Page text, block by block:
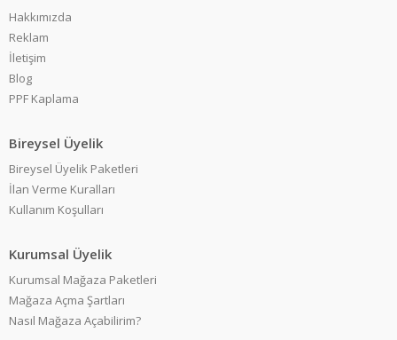
Hakkımızda
Reklam
İletişim
Blog
PPF Kaplama
Bireysel Üyelik
Bireysel Üyelik Paketleri
İlan Verme Kuralları
Kullanım Koşulları
Kurumsal Üyelik
Kurumsal Mağaza Paketleri
Mağaza Açma Şartları
Nasıl Mağaza Açabilirim?